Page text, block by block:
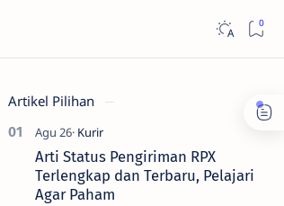
Artikel Pilihan
Arti Status Pengiriman RPX
Terlengkap dan Terbaru, Pelajari
Agar Paham